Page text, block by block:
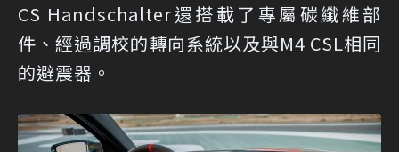
CS Handschalter還搭載了專屬碳纖維部
件、經過調校的轉向系統以及與M4 CSL相同
的避震器。